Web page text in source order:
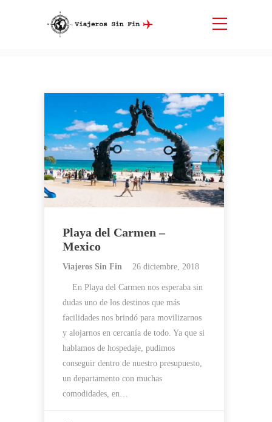
Etiqueta: Cenotes
Playa del Carmen –
Mexico
Viajeros Sin Fin 26 diciembre, 2018
En Playa del Carmen nos esperaba sin
dudas uno de los destinos que más
facilidades nos brindó para movilizarnos
y alojarnos en cercanía de todo. Ya que si
hablamos de hospedaje, pudimos
conseguir dentro de nuestro presupuesto,
un departamento con muchas
comodidades, en…